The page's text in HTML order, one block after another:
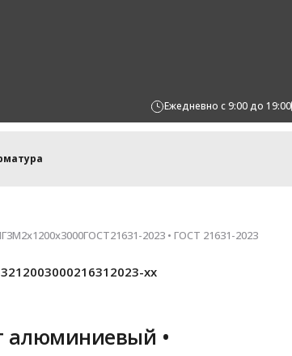
Ежедневно с 9:00 до 19:00
2023 • ГОСТ 21631-2023
3212003000216312023-xx
алюминиевый •